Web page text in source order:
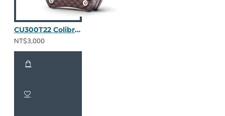
CU300T22 Colibri V-Cut 碳纖維(酒紅)
NT$3,000